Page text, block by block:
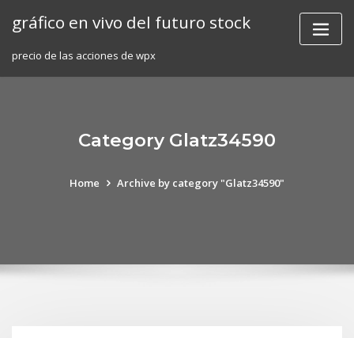
gráfico en vivo del futuro stock
precio de las acciones de wpx
Category Glatz34590
Home Archive by category "Glatz34590"